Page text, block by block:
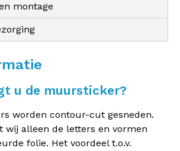
montage
u de muursticker?
worden contour-cut gesneden.
wij alleen de letters en vormen
folie. Het voordeel t.o.v.